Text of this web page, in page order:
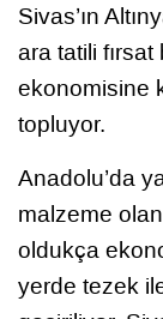
Sivas’ın
ara tatili fırsat
ekonomisine
topluyor.
Anadolu’da
malzeme
oldukça
yerde tezek